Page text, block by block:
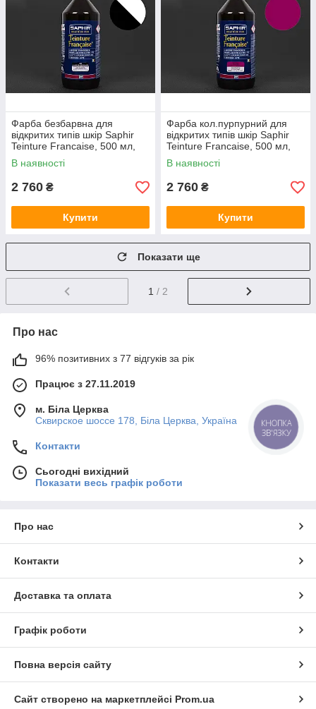
Фарба безбарвна для
відкритих типів шкір Saphir
Teinture Francaise, 500 мл,
(00)
В наявності
2 760 ₴
Купити
Фарба кол.пурпурний для
відкритих типів шкір Saphir
Teinture Francaise, 500 мл,
(62)
В наявності
2 760 ₴
Купити
Показати ще
1 / 2
Про нас
96% позитивних з 77 відгуків за рік
Працює з 27.11.2019
м. Біла Церква
Сквирское шоссе 178, Біла Церква, Україна
Контакти
Сьогодні вихідний
Показати весь графік роботи
Про нас
Контакти
Доставка та оплата
Графік роботи
Повна версія сайту
Сайт створено на маркетплейсі Prom.ua
КНОПКА
ЗВ'ЯЗКУ